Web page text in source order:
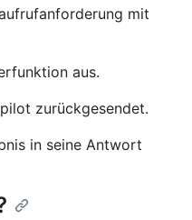
mit
aus.
zurückgesendet.
in seine Antwort